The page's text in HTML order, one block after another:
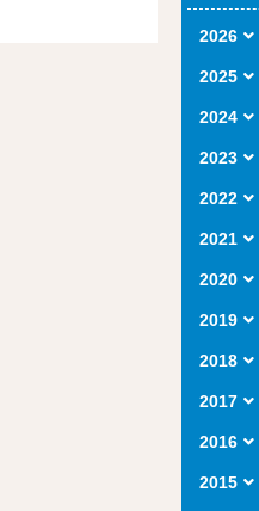
2026
2025
2024
2023
2022
2021
2020
2019
2018
2017
2016
2015